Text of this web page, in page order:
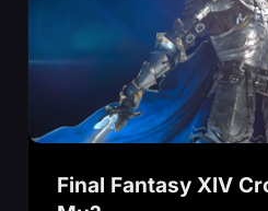
Final Fantasy XIV